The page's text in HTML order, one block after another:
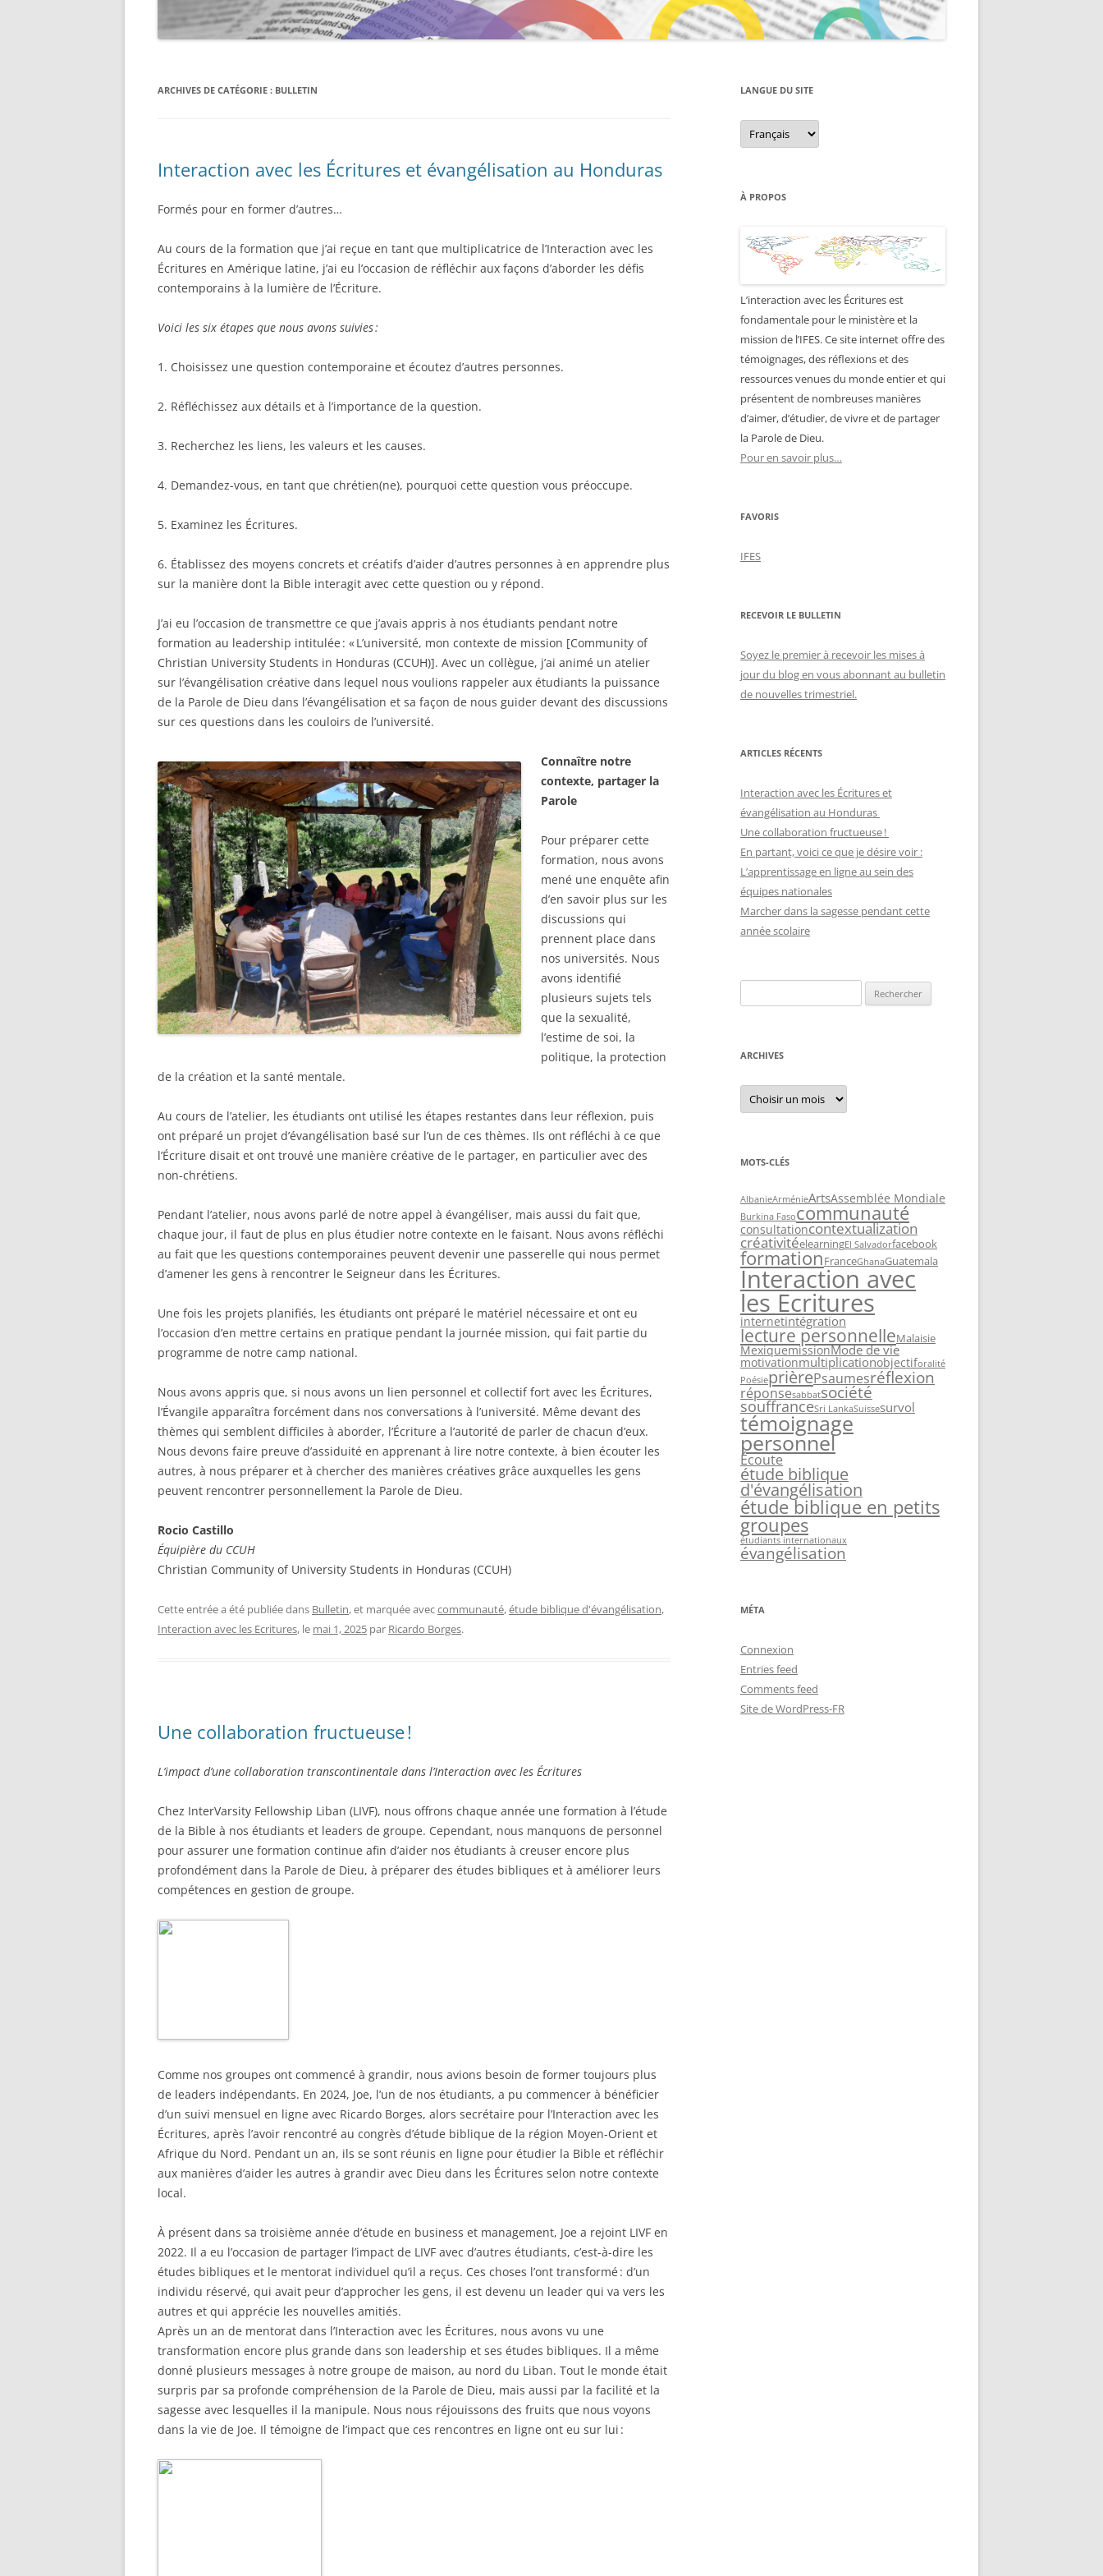
MENTORAT
ARCHIVES DE CATÉGORIE : BULLETIN
Interaction avec les Écritures et évangélisation au Honduras
Formés pour en former d’autres…
Au cours de la formation que j’ai reçue en tant que multiplicatrice de l’Interaction avec les
Écritures en Amérique latine, j’ai eu l’occasion de réfléchir aux façons d’aborder les défis
contemporains à la lumière de l’Écriture.
Voici les six étapes que nous avons suivies :
1. Choisissez une question contemporaine et écoutez d’autres personnes.
2. Réfléchissez aux détails et à l’importance de la question.
3. Recherchez les liens, les valeurs et les causes.
4. Demandez-vous, en tant que chrétien(ne), pourquoi cette question vous préoccupe.
5. Examinez les Écritures.
6. Établissez des moyens concrets et créatifs d’aider d’autres personnes à en apprendre plus
sur la manière dont la Bible interagit avec cette question ou y répond.
J’ai eu l’occasion de transmettre ce que j’avais appris à nos étudiants pendant notre
formation au leadership intitulée : « L’université, mon contexte de mission [Community of
Christian University Students in Honduras (CCUH)]. Avec un collègue, j’ai animé un atelier
sur l’évangélisation créative dans lequel nous voulions rappeler aux étudiants la puissance
de la Parole de Dieu dans l’évangélisation et sa façon de nous guider devant des discussions
sur ces questions dans les couloirs de l’université.
Connaître notre
contexte, partager la
Parole
Pour préparer cette
formation, nous avons
mené une enquête afin
d’en savoir plus sur les
discussions qui
prennent place dans
nos universités. Nous
avons identifié
plusieurs sujets tels
que la sexualité,
l’estime de soi, la
politique, la protection
de la création et la santé mentale.
Au cours de l’atelier, les étudiants ont utilisé les étapes restantes dans leur réflexion, puis
ont préparé un projet d’évangélisation basé sur l’un de ces thèmes. Ils ont réfléchi à ce que
l’Écriture disait et ont trouvé une manière créative de le partager, en particulier avec des
non-chrétiens.
Pendant l’atelier, nous avons parlé de notre appel à évangéliser, mais aussi du fait que,
chaque jour, il faut de plus en plus étudier notre contexte en le faisant. Nous avons réfléchi
au fait que les questions contemporaines peuvent devenir une passerelle qui nous permet
d’amener les gens à rencontrer le Seigneur dans les Écritures.
Une fois les projets planifiés, les étudiants ont préparé le matériel nécessaire et ont eu
l’occasion d’en mettre certains en pratique pendant la journée mission, qui fait partie du
programme de notre camp national.
Nous avons appris que, si nous avons un lien personnel et collectif fort avec les Écritures,
l’Évangile apparaîtra forcément dans nos conversations à l’université. Même devant des
thèmes qui semblent difficiles à aborder, l’Écriture a l’autorité de parler de chacun d’eux.
Nous devons faire preuve d’assiduité en apprenant à lire notre contexte, à bien écouter les
autres, à nous préparer et à chercher des manières créatives grâce auxquelles les gens
peuvent rencontrer personnellement la Parole de Dieu.
Rocio Castillo
Équipière du CCUH
Christian Community of University Students in Honduras (CCUH)
Cette entrée a été publiée dans Bulletin, et marquée aveccommunauté,étude biblique d'évangélisation,
Interaction avec les Ecritures, le mai 1, 2025 par Ricardo Borges.
Une collaboration fructueuse !
L’impact d’une collaboration transcontinentale dans l’Interaction avec les Écritures
Chez InterVarsity Fellowship Liban (LIVF), nous offrons chaque année une formation à l’étude
de la Bible à nos étudiants et leaders de groupe. Cependant, nous manquons de personnel
pour assurer une formation continue afin d’aider nos étudiants à creuser encore plus
profondément dans la Parole de Dieu, à préparer des études bibliques et à améliorer leurs
compétences en gestion de groupe.
Comme nos groupes ont commencé à grandir, nous avions besoin de former toujours plus
de leaders indépendants. En 2024, Joe, l’un de nos étudiants, a pu commencer à bénéficier
d’un suivi mensuel en ligne avec Ricardo Borges, alors secrétaire pour l’Interaction avec les
Écritures, après l’avoir rencontré au congrès d’étude biblique de la région Moyen-Orient et
Afrique du Nord. Pendant un an, ils se sont réunis en ligne pour étudier la Bible et réfléchir
aux manières d’aider les autres à grandir avec Dieu dans les Écritures selon notre contexte
local.
À présent dans sa troisième année d’étude en business et management, Joe a rejoint LIVF en
2022. Il a eu l’occasion de partager l’impact de LIVF avec d’autres étudiants, c’est-à-dire les
études bibliques et le mentorat individuel qu’il a reçus. Ces choses l’ont transformé : d’un
individu réservé, qui avait peur d’approcher les gens, il est devenu un leader qui va vers les
autres et qui apprécie les nouvelles amitiés.
Après un an de mentorat dans l’Interaction avec les Écritures, nous avons vu une
transformation encore plus grande dans son leadership et ses études bibliques. Il a même
donné plusieurs messages à notre groupe de maison, au nord du Liban. Tout le monde était
surpris par sa profonde compréhension de la Parole de Dieu, mais aussi par la facilité et la
sagesse avec lesquelles il la manipule. Nous nous réjouissons des fruits que nous voyons
dans la vie de Joe. Il témoigne de l’impact que ces rencontres en ligne ont eu sur lui :
LANGUE DU SITE
Langue
du
site
À PROPOS
L’interaction avec les Écritures est
fondamentale pour le ministère et la
mission de l’IFES. Ce site internet offre des
témoignages, des réflexions et des
ressources venues du monde entier et qui
présentent de nombreuses manières
d’aimer, d’étudier, de vivre et de partager
la Parole de Dieu.
Pour en savoir plus…
FAVORIS
IFES
RECEVOIR LE BULLETIN
Soyez le premier à recevoir les mises à
jour du blog en vous abonnant au bulletin
de nouvelles trimestriel.
ARTICLES RÉCENTS
Interaction avec les Écritures et
évangélisation au Honduras
Une collaboration fructueuse !
En partant, voici ce que je désire voir :
L’apprentissage en ligne au sein des
équipes nationales
Marcher dans la sagesse pendant cette
année scolaire
pour :
ARCHIVES
Archives
MOTS-CLÉS
AlbanieArménieArtsAssemblée Mondiale
Burkina Fasocommunauté
consultationcontextualization
créativitéelearningEl Salvadorfacebook
formationFranceGhanaGuatemala
Interaction avec
les Ecritures
internetintégration
lecture personnelleMalaisie
MexiquemissionMode de vie
motivationmultiplicationobjectiforalité
PoésieprièrePsaumesréflexion
réponsesabbatsociété
souffranceSri LankaSuissesurvol
témoignage
personnel
Écoute
étude biblique
d'évangélisation
étude biblique en petits
groupes
étudiants internationaux
évangélisation
MÉTA
Connexion
Entries feed
Comments feed
Site de WordPress-FR